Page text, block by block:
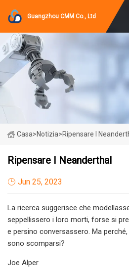
Guangzhou CMM Co., Ltd
Casa>Notizia>Ripensare I
Ripensare I Neanderthal
Jun 25, 2023
La ricerca suggerisce che
seppellissero i loro morti, forse si
e persino conversassero. Ma
sono scomparsi?
Joe Alper